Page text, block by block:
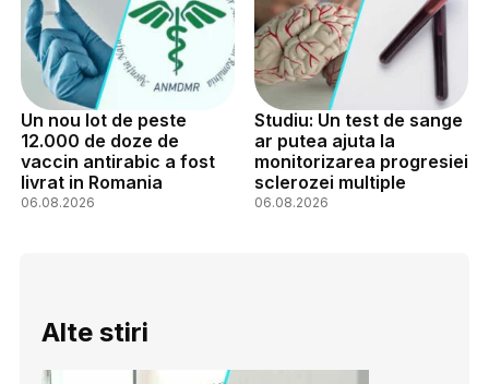
Un nou lot de peste
12.000 de doze de
vaccin antirabic a fost
livrat in Romania
06.08.2026
Studiu: Un test de sange
ar putea ajuta la
monitorizarea progresiei
sclerozei multiple
06.08.2026
Alte stiri